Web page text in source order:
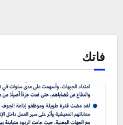
فاتك